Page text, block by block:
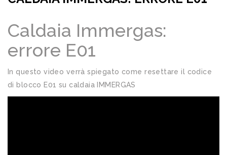
Caldaia Immergas:
errore E01
In questo video verrà spiegato come resettare il codice
di blocco E01 su caldaia IMMERGAS